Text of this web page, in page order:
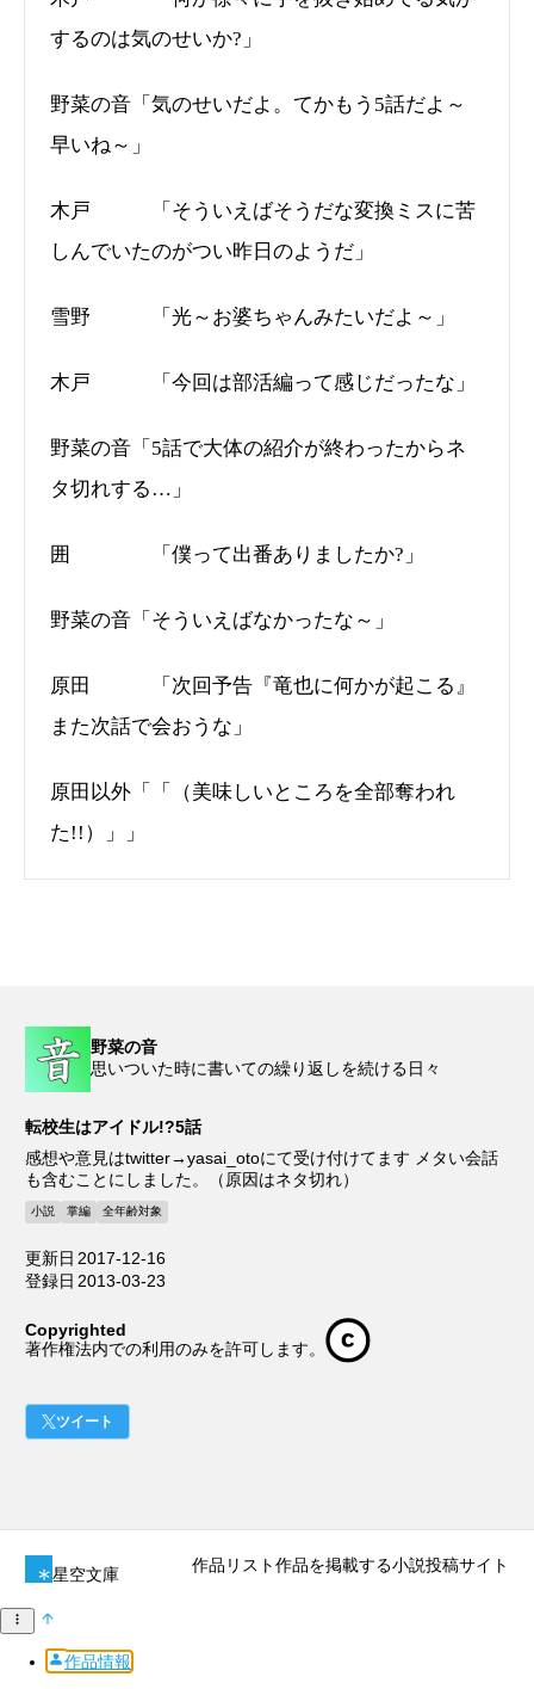
するのは気のせいか?」
野菜の音「気のせいだよ。てかもう5話だよ～
早いね～」
木戸 「そういえばそうだな変換ミスに苦
しんでいたのがつい昨日のようだ」
雪野 「光～お婆ちゃんみたいだよ～」
木戸 「今回は部活編って感じだったな」
野菜の音「5話で大体の紹介が終わったからネ
タ切れする…」
囲 「僕って出番ありましたか?」
野菜の音「そういえばなかったな～」
原田 「次回予告『竜也に何かが起こる』
また次話で会おうな」
原田以外「「（美味しいところを全部奪われ
た!!）」」
野菜の音
思いついた時に書いての繰り返しを続ける日々
転校生はアイドル!?5話
感想や意見はtwitter→yasai_otoにて受け付けてます メタい会話
も含むことにしました。（原因はネタ切れ）
小説 掌編 全年齢対象
更新日 2017-12-16
登録日 2013-03-23
Copyrighted
著作権法内での利用のみを許可します。
ツイート
星空文庫 作品リスト作品を掲載する小説投稿サイト
作品情報